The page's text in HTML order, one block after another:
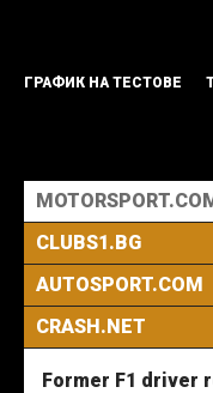
ГРАФИК НА ТЕСТОВЕ
CLUBS1.BG
AUTOSPORT.COM
CRASH.NET
Former F1 driver